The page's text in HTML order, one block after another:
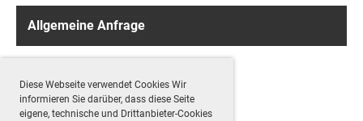
Diese Webseite verwendet Cookies Wir
informieren Sie darüber, dass diese Seite
eigene, technische und Drittanbieter-Cookies
Allgemeine Anfrage
Empfehlungen